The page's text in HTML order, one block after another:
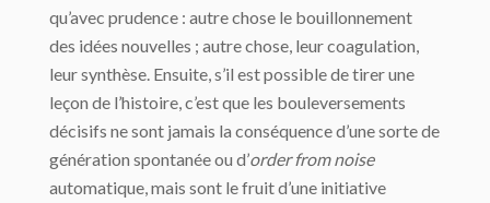
qu’avec prudence : autre chose le bouillonnement
des idées nouvelles ; autre chose, leur coagulation,
leur synthèse. Ensuite, s’il est possible de tirer une
leçon de l’histoire, c’est que les bouleversements
décisifs ne sont jamais la conséquence d’une sorte de
génération spontanée ou d’order from noise
automatique, mais sont le fruit d’une initiative